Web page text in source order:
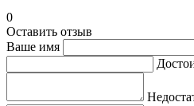
0
Оставить отзыв
Ваше имя